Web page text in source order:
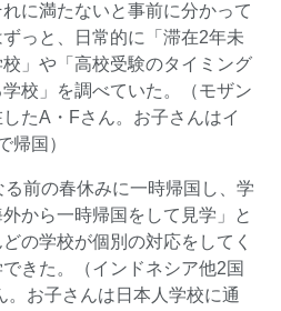
に満たないと事前に分かって
っと、日常的に「滞在2年未
」や「高校受験のタイミング
校」を調べていた。（モザン
たA・Fさん。お子さんはイ
帰国）
前の春休みに一時帰国し、学
から一時帰国をして見学」と
の学校が個別の対応をしてく
きた。（インドネシア他2国
。お子さんは日本人学校に通